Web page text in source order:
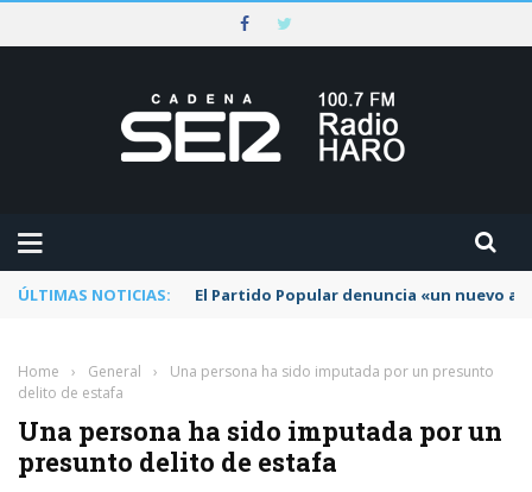
ÚLTIMAS NOTICIAS: El Partido Popular denuncia «un nuevo
Home › General ›
Una persona ha sido imputada por un presunto
delito de estafa
Una persona ha sido imputada por un
presunto delito de estafa